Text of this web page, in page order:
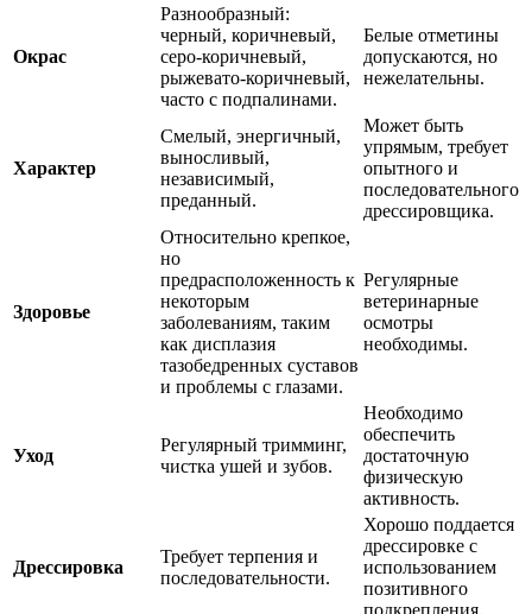
Окрас
Разнообразный:
черный, коричневый,
серо-коричневый,
рыжевато-коричневый,
часто с подпалинами.
Белые отметины
допускаются, но
нежелательны.
Характер
Смелый, энергичный,
выносливый,
независимый,
преданный.
Может быть
упрямым, требует
опытного и
последовательного
дрессировщика.
Здоровье
Относительно крепкое,
но
предрасположенность к
некоторым
заболеваниям, таким
как дисплазия
тазобедренных суставов
и проблемы с глазами.
Регулярные
ветеринарные
осмотры
необходимы.
Уход
Регулярный тримминг,
чистка ушей и зубов.
Необходимо
обеспечить
достаточную
физическую
активность.
Дрессировка
Требует терпения и
последовательности.
Хорошо поддается
дрессировке с
использованием
позитивного